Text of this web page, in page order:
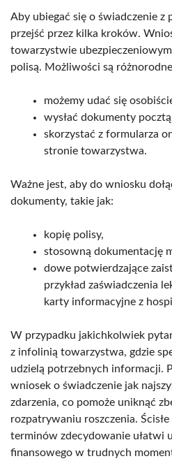
Aby ubiegać się o świadczenie z
przejść przez kilka kroków.
towarzystwie
polisą. Możliwości są
możemy udać się
wysłać dokumenty
skorzystać z formularza
stronie towarzystwa.
Ważne jest, aby do wniosku
dokumenty, takie jak:
kopię polisy,
stosowną dokumentację
dowe potwierdzające
przykład zaświadczenia
karty informacyjne z
W przypadku jakichkolwiek
z infolinią towarzystwa, gdzie
udzielą potrzebnych informacji.
wniosek o świadczenie jak
zdarzenia, co pomoże uniknąć
rozpatrywaniu roszczenia.
terminów zdecydowanie ułatwi
finansowego w trudnych